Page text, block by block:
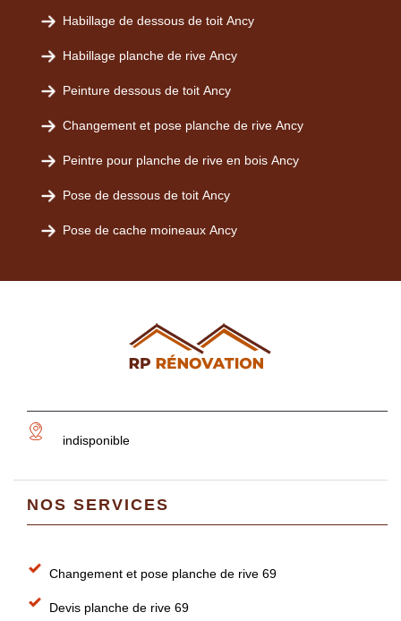
Habillage de dessous de toit Ancy
Habillage planche de rive Ancy
Peinture dessous de toit Ancy
Changement et pose planche de rive Ancy
Peintre pour planche de rive en bois Ancy
Pose de dessous de toit Ancy
Pose de cache moineaux Ancy
indisponible
NOS SERVICES
Changement et pose planche de rive 69
Devis planche de rive 69